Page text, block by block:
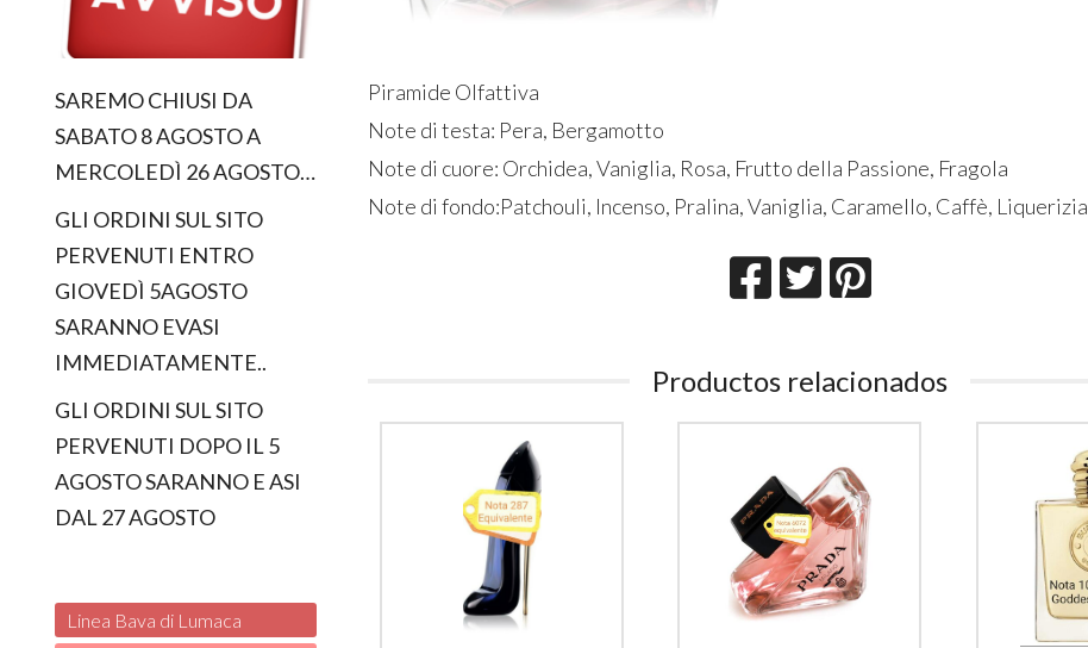
Piramide Olfattiva
Note di testa: Pera, Bergamotto
Note di cuore: Orchidea, Vaniglia, Rosa, Frutto della Passione, Fragola
Note di fondo:Patchouli, Incenso, Pralina, Vaniglia, Caramello, Caffè, Liquerizia
Productos relacionados
SAREMO CHIUSI DA
SABATO 8 AGOSTO A
MERCOLEDÌ 26 AGOSTO…
GLI ORDINI SUL SITO
PERVENUTI ENTRO
GIOVEDÌ 5AGOSTO
SARANNO EVASI
IMMEDIATAMENTE..
GLI ORDINI SUL SITO
PERVENUTI DOPO IL 5
AGOSTO SARANNO E ASI
DAL 27 AGOSTO
Linea Bava di Lumaca